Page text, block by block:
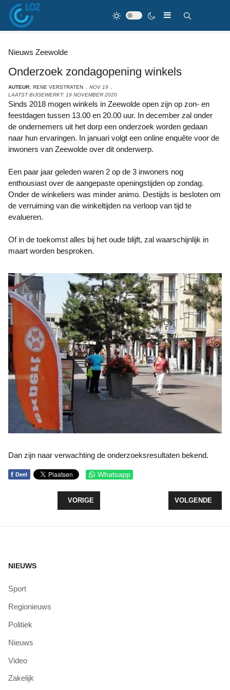
Nieuws Zeewolde
Onderzoek zondagopening winkels
AUTEUR: RENE VERSTRATEN
NOV 19
LAATST BIJGEWERKT: 19 NOVEMBER 2020
Sinds 2018 mogen winkels in Zeewolde open zijn op zon- en
feestdagen tussen 13.00 en 20.00 uur. In december zal onder
de ondernemers uit het dorp een onderzoek worden gedaan
naar hun ervaringen. In januari volgt een online enquête voor de
inwoners van Zeewolde over dit onderwerp.
Een paar jaar geleden waren 2 op de 3 inwoners nog
enthousiast over de aangepaste openingstijden op zondag.
Onder de winkeliers was minder animo. Destijds is besloten om
de verruiming van die winkeltijden na verloop van tijd te
evalueren.
Of in de toekomst alles bij het oude blijft, zal waarschijnlijk in
maart worden besproken.
Dan zijn naar verwachting de onderzoeksresultaten bekend.
f Deel Whatsapp
VORIG ARTIKEL: MAANDAG 23 NOVEMBER, GOUD
VORIGE VOLGENDE
VOLGENDE
NIEUWS
Sport
Regionieuws
Politiek
Nieuws
Video
Zakelijk